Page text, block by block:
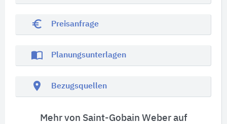
euro_symbol Preisanfrage
import_contacts Planungsunterlagen
location_on Bezugsquellen
Mehr von Saint-Gobain Weber auf